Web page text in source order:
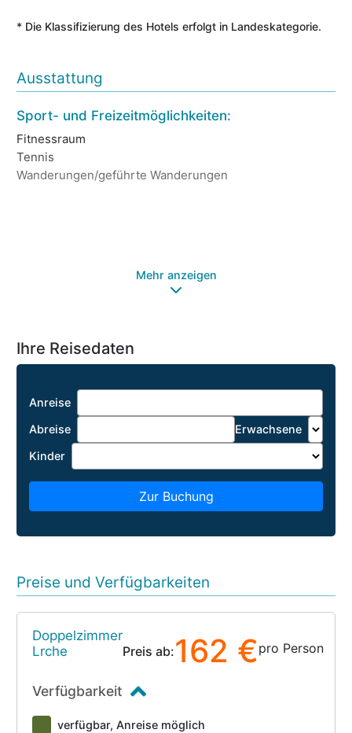
* Die Klassifizierung des Hotels erfolgt in Landeskategorie.
Ausstattung
Sport- und Freizeitmöglichkeiten:
Fitnessraum
Tennis
Wanderungen/geführte Wanderungen
Mehr anzeigen
Ihre Reisedaten
Anreise
Abreise
Erwachsene
Kinder
Zur Buchung
Preise und Verfügbarkeiten
Doppelzimmer
Lrche
Preis ab:162 €pro Person
Verfügbarkeit
verfügbar, Anreise möglich